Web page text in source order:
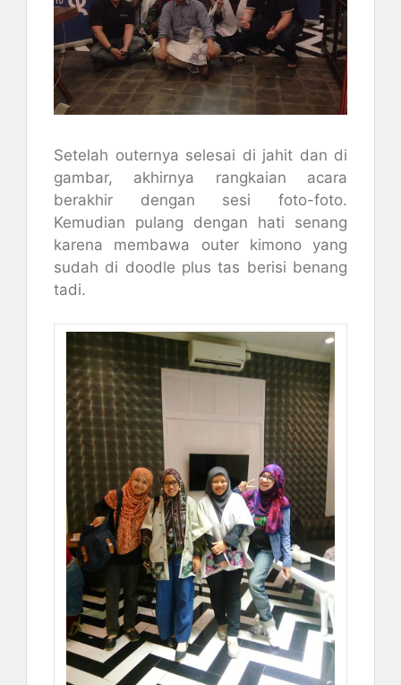
Setelah outernya selesai di jahit dan di
gambar, akhirnya rangkaian acara
berakhir dengan sesi foto-foto.
Kemudian pulang dengan hati senang
karena membawa outer kimono yang
sudah di doodle plus tas berisi benang
tadi.